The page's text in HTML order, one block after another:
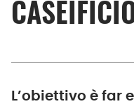
L’obiettivo è far